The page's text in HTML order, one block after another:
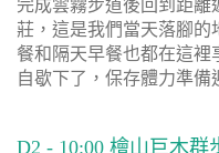
完成雲霧步道後回到距離
莊，這是我們當天落腳的
餐和隔天早餐也都在這
自歇下了，保存體力準備
D2 - 10:00 檜山巨木群